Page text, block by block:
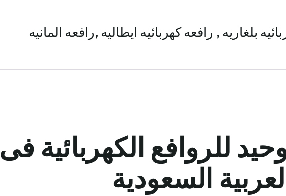
بلغاريه , رافعه كهربائيه ايطاليه ,رافعه المانيه
للروافع الكهربائية فى
السعودية